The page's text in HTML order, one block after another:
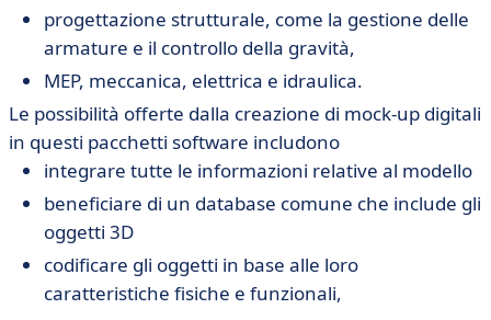
progettazione strutturale, come la gestione delle
armature e il controllo della gravità,
MEP, meccanica, elettrica e idraulica.
Le possibilità offerte dalla creazione di mock-up digitali
in questi pacchetti software includono
integrare tutte le informazioni relative al modello
beneficiare di un database comune che include gli
oggetti 3D
codificare gli oggetti in base alle loro
caratteristiche fisiche e funzionali,